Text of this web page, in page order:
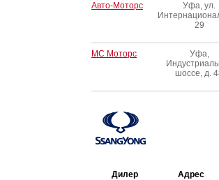
Авто-Моторс
Уфа, ул.
29
МС Моторс
Уфа,
шоссе, д.
Дилер Адрес